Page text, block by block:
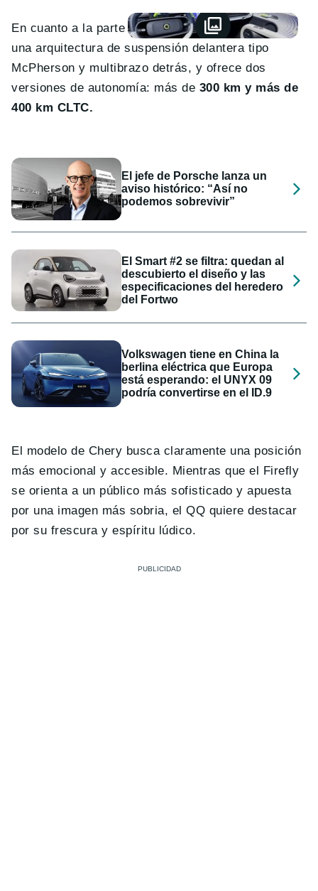
En cuanto a la parte técnica, el nuevo QQ monta
una arquitectura de suspensión delantera tipo
McPherson y multibrazo detrás, y ofrece dos
versiones de autonomía: más de 300 km y más de
400 km CLTC.
El jefe de Porsche lanza un
aviso histórico: “Así no
podemos sobrevivir”
El Smart #2 se filtra: quedan al
descubierto el diseño y las
especificaciones del heredero
del Fortwo
Volkswagen tiene en China la
berlina eléctrica que Europa
está esperando: el UNYX 09
podría convertirse en el ID.9
El modelo de Chery busca claramente una posición
más emocional y accesible. Mientras que el Firefly
se orienta a un público más sofisticado y apuesta
por una imagen más sobria, el QQ quiere destacar
por su frescura y espíritu lúdico.